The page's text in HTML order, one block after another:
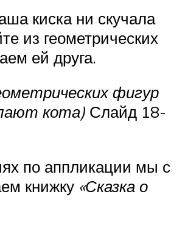
киска ни скучала
из геометрических
ей друга.
фигур
кота) Слайд 18-
по аппликации мы с
книжку «Сказка о